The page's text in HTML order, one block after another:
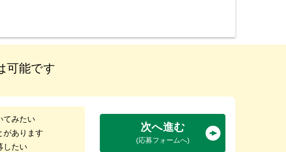
可能です
てみたい
があります
したい
次へ進む
(応募フォームへ)